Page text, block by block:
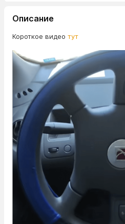
Описание
Короткое видео тут